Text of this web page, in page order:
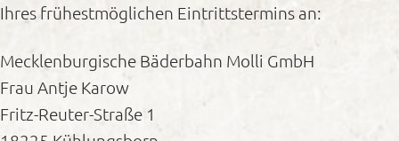
Ihres frühestmöglichen Eintrittstermins an:
Mecklenburgische Bäderbahn Molli GmbH
Frau Antje Karow
Fritz-Reuter-Straße 1